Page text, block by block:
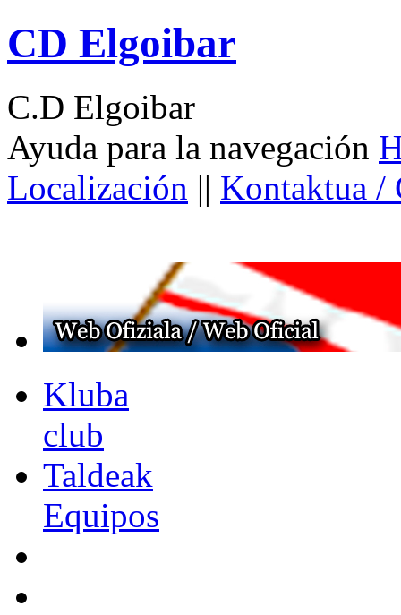
CD Elgoibar
C.D Elgoibar
Ayuda para la navegación
Localización || Kontaktua /
Kluba
club
Taldeak
Equipos